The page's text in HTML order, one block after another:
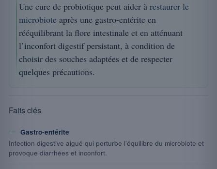
Une cure de probiotique peut aider à restaurer le
microbiote après une gastro-entérite en
rééquilibrant la flore intestinale et en atténuant
l’inconfort digestif persistant, à condition de
choisir des souches adaptées et de respecter
quelques précautions.
Faits clés
Gastro-entérite
Infection digestive aiguë qui perturbe l’équilibre du microbiote et
provoque diarrhées et inconfort.